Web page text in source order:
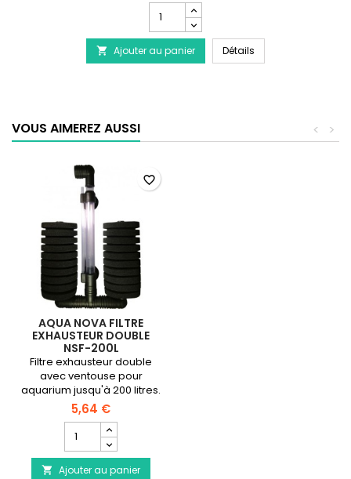
quantité
du
produit
AQUA
 Ajouter au panier Détails
VOUS AIMEREZ AUSSI >
<
AQUA NOVA FILTRE
EXHAUSTEUR DOUBLE
NSF-200L
Filtre exhausteur double
avec ventouse pour
aquarium jusqu'à 200 litres.
5,64 €
quantité
du
produit
 Ajouter au panier
favorite_border